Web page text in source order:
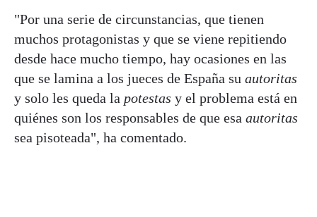
"Por una serie de circunstancias, que tienen
muchos protagonistas y que se viene repitiendo
desde hace mucho tiempo, hay ocasiones en las
que se lamina a los jueces de España su autoritas
y solo les queda la potestas y el problema está en
quiénes son los responsables de que esa autoritas
sea pisoteada", ha comentado.